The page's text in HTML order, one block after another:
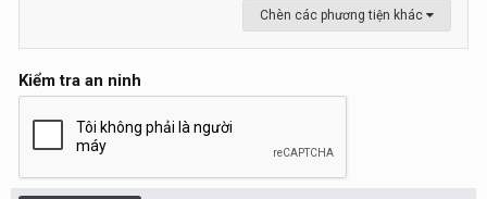
Chèn các phương tiện khác
Kiểm tra an ninh